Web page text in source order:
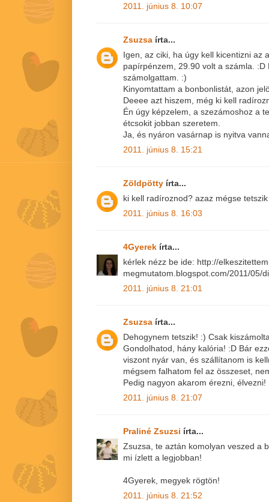
2011. június 8. 10:07
Zsuzsa írta...
Igen, az ciki, ha úgy kell kicentizni az
papírpénzem, 29.90 volt a számla. :D
számolgattam. :)
Kinyomtattam a bonbonlistát, azon
Deeee azt hiszem, még ki kell
Én úgy képzelem, a szezámoshoz a
étcsokit jobban szeretem.
Ja, és nyáron vasárnap is nyitva
2011. június 8. 15:21
Zöldpötty írta...
ki kell radíroznod? azaz mégse
2011. június 8. 16:03
4Gyerek írta...
kérlek nézz be ide: http://
megmutatom.blogspot.com/2011/05/
2011. június 8. 21:01
Zsuzsa írta...
Dehogynem tetszik! :) Csak
Gondolhatod, hány kalória! :D Bár
viszont nyár van, és szállítanom is
mégsem falhatom fel az összeset,
Pedig nagyon akarom érezni, élvezni!
2011. június 8. 21:07
Praliné Zsuzsi írta...
Zsuzsa, te aztán komolyan veszed a
mi ízlett a legjobban!
4Gyerek, megyek rögtön!
2011. június 8. 21:52